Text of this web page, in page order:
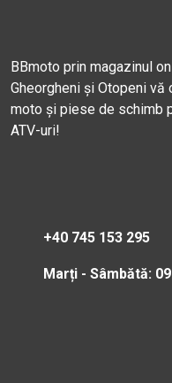
BBmoto prin magazinul
Gheorgheni și Otopeni
moto și piese de schimb
ATV-uri!
+40 745 153 295
Marți - Sâmbătă: